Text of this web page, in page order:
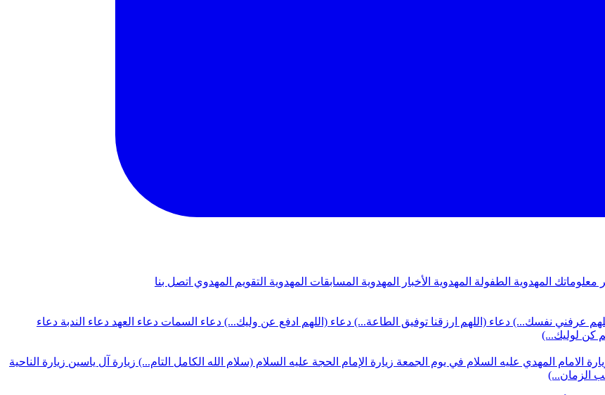
معلوماتك المهدوية الطفولة المهدوية الأخبار المهدوية المسابقات المهدوية التقويم المهدوي اتصل بنا
عرفني نفسك...) دعاء (اللهم ارزقنا توفيق الطاعة...) دعاء (اللهم ادفع عن وليك...) دعاء السمات دعاء العهد دعاء الندبة دعاء
كن لوليك...)
الامام المهدي عليه السلام في يوم الجمعة زيارة الإمام الحجة عليه السلام (سلام الله الكامل التام...) زيارة آل ياسين زيارة الناحية
الزمان...)